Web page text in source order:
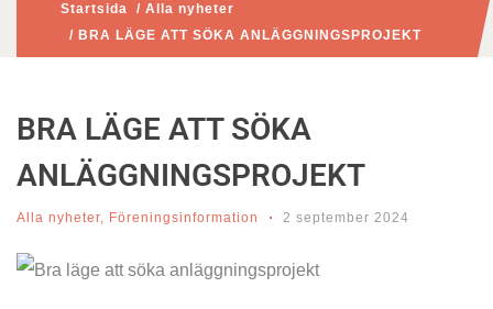
Startsida / Alla nyheter
/ BRA LÄGE ATT SÖKA ANLÄGGNINGSPROJEKT
BRA LÄGE ATT SÖKA
ANLÄGGNINGSPROJEKT
Alla nyheter, Föreningsinformation 2 september 2024